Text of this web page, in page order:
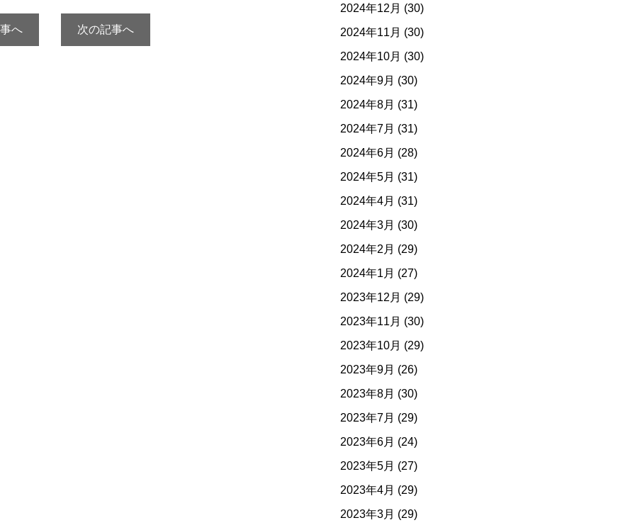
へ 次の記事へ
2024年12月 (30)
2024年11月 (30)
2024年10月 (30)
2024年9月 (30)
2024年8月 (31)
2024年7月 (31)
2024年6月 (28)
2024年5月 (31)
2024年4月 (31)
2024年3月 (30)
2024年2月 (29)
2024年1月 (27)
2023年12月 (29)
2023年11月 (30)
2023年10月 (29)
2023年9月 (26)
2023年8月 (30)
2023年7月 (29)
2023年6月 (24)
2023年5月 (27)
2023年4月 (29)
2023年3月 (29)